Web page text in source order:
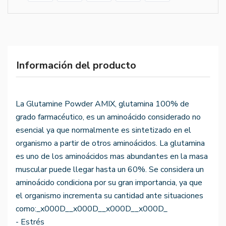
Información del producto
La Glutamine Powder AMIX, glutamina 100% de
grado farmacéutico, es un aminoácido considerado no
esencial ya que normalmente es sintetizado en el
organismo a partir de otros aminoácidos. La glutamina
es uno de los aminoácidos mas abundantes en la masa
muscular puede llegar hasta un 60%. Se considera un
aminoácido condiciona por su gran importancia, ya que
el organismo incrementa su cantidad ante situaciones
como:_x000D__x000D__x000D__x000D_
- Estrés